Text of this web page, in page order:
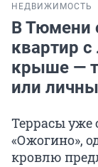
НЕДВИЖИМОСТЬ
В Тюмени
квартир
крыше —
или
Террасы уже
«Ожогино»,
кровлю